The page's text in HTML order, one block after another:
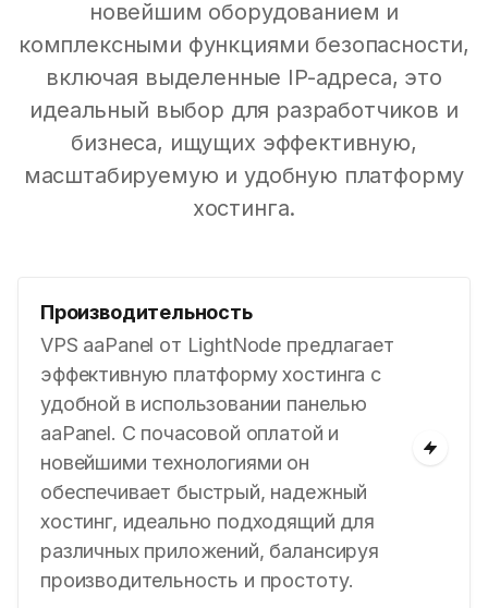
новейшим оборудованием и
комплексными функциями безопасности,
включая выделенные IP-адреса, это
идеальный выбор для разработчиков и
бизнеса, ищущих эффективную,
масштабируемую и удобную платформу
хостинга.
Производительность
VPS aaPanel от LightNode предлагает
эффективную платформу хостинга с
удобной в использовании панелью
aaPanel. С почасовой оплатой и
новейшими технологиями он
обеспечивает быстрый, надежный
хостинг, идеально подходящий для
различных приложений, балансируя
производительность и простоту.